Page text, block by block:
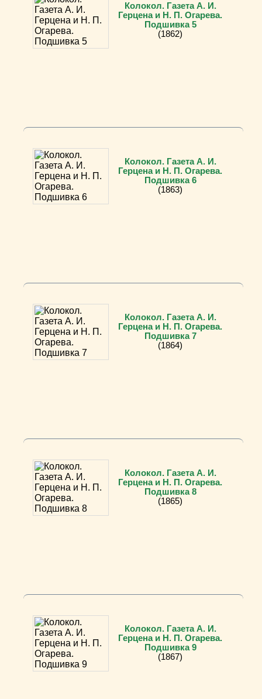
Колокол. Газета А. И.
Герцена и Н. П. Огарева.
Подшивка 5
(1862)
Колокол. Газета А. И.
Герцена и Н. П. Огарева.
Подшивка 6
(1863)
Колокол. Газета А. И.
Герцена и Н. П. Огарева.
Подшивка 7
(1864)
Колокол. Газета А. И.
Герцена и Н. П. Огарева.
Подшивка 8
(1865)
Колокол. Газета А. И.
Герцена и Н. П. Огарева.
Подшивка 9
(1867)